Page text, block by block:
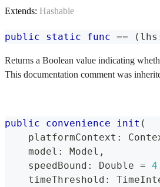
Extends: Hashable
public static func == ( lhs
Returns a Boolean value indicating
This documentation comment was
public convenience init (
    platformContext
:
    model
: Model ,
    speedBound
: Double =
    timeThreshold
: